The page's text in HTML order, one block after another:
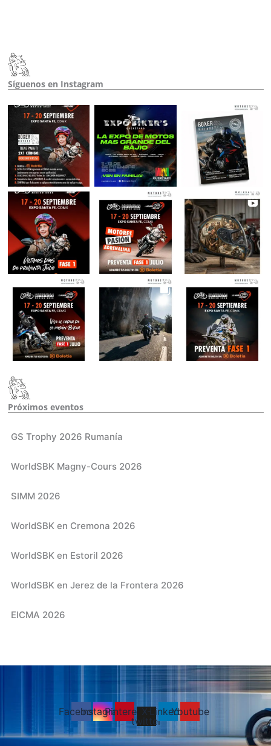
Síguenos en Instagram
Próximos eventos​
GS Trophy 2026 Rumanía
WorldSBK Magny-Cours 2026
SIMM 2026
WorldSBK en Cremona 2026
WorldSBK en Estoril 2026
WorldSBK en Jerez de la Frontera 2026
EICMA 2026
Facebook
InstagramPinterestX-
twitter
LinkedinYoutube